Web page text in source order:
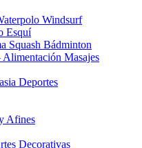
Windsurf
Esquí
Squash Bádminton
Alimentación Masajes
Deportes
Afines
Decorativas